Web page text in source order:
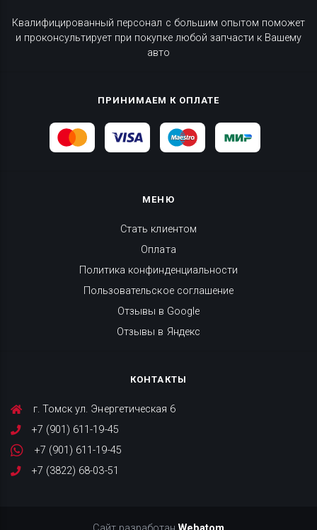
Квалифицированный персонал с большим опытом поможет
и проконсультирует при покупке любой запчасти к Вашему
авто
ПРИНИМАЕМ К ОПЛАТЕ
МЕНЮ
Стать клиентом
Оплата
Политика конфинденциальности
Пользовательское соглашение
Отзывы в Google
Отзывы в Яндекс
КОНТАКТЫ
г. Томск ул. Энергетическая 6
+7 (901) 611-19-45
+7 (901) 611-19-45
+7 (3822) 68-03-51